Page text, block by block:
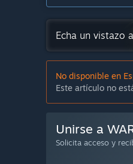
Players will be able
¿Cuánto tiempo
“We expect
be in Early Access
That time is
feedback. The
As a result, we
Echa un vistazo
No disponible en
Este artículo no
Unirse a
Solicita acceso y